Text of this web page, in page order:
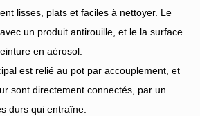
lisses, plats et faciles à nettoyer. Le
un produit antirouille, et le la surface
en aérosol.
est relié au pot par accouplement, et
sont directement connectés, par un
durs qui entraîne.